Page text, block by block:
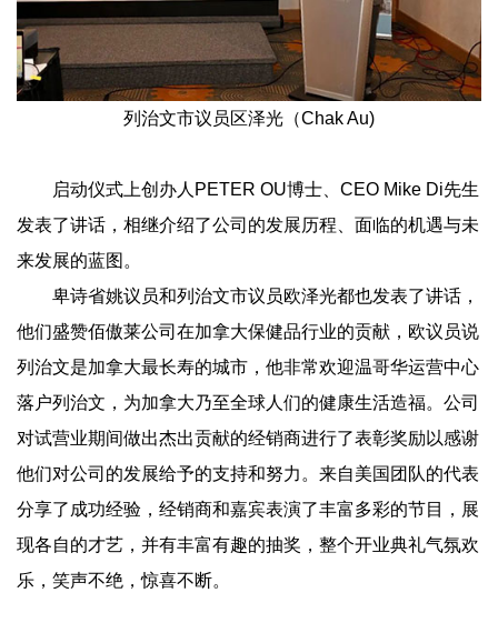
列治文市议员区泽光（Chak Au)
启动仪式上创办人PETER OU博士、CEO Mike Di先生
发表了讲话，相继介绍了公司的发展历程、面临的机遇与未
来发展的蓝图。
卑诗省姚议员和列治文市议员欧泽光都也发表了讲话，
他们盛赞佰傲莱公司在加拿大保健品行业的贡献，欧议员说
列治文是加拿大最长寿的城市，他非常欢迎温哥华运营中心
落户列治文，为加拿大乃至全球人们的健康生活造福。公司
对试营业期间做出杰出贡献的经销商进行了表彰奖励以感谢
他们对公司的发展给予的支持和努力。来自美国团队的代表
分享了成功经验，经销商和嘉宾表演了丰富多彩的节目，展
现各自的才艺，并有丰富有趣的抽奖，整个开业典礼气氛欢
乐，笑声不绝，惊喜不断。